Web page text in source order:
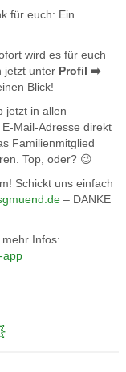
für euch: Ein
wird es für euch
jetzt unter Profil ➡️
Blick!
jetzt in allen
Mail-Adresse direkt
Familienmitglied
Top, oder? 😉
Schickt uns einfach
– DANKE
Infos:
app